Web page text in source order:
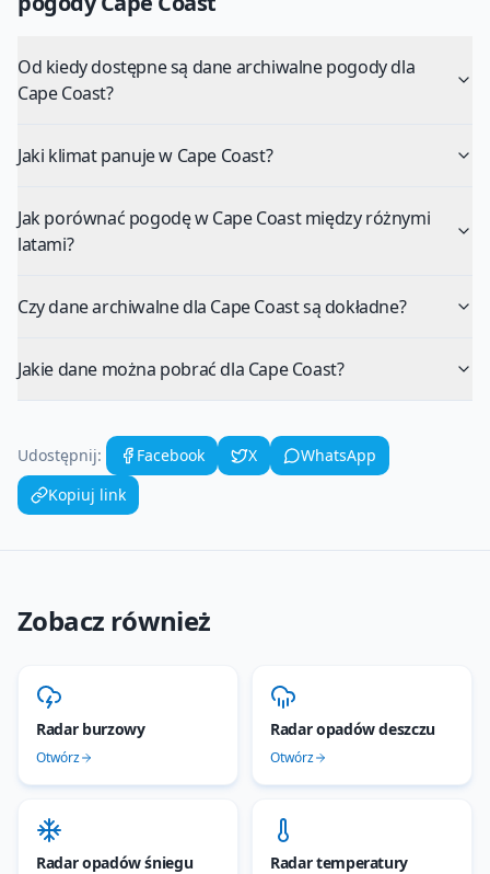
Od kiedy dostępne są dane archiwalne pogody dla
Cape Coast?
Jaki klimat panuje w Cape Coast?
Jak porównać pogodę w Cape Coast między różnymi
latami?
Czy dane archiwalne dla Cape Coast są dokładne?
Jakie dane można pobrać dla Cape Coast?
Udostępnij: Facebook X
WhatsApp
Kopiuj link
Zobacz również
Radar burzowy
Otwórz
Radar opadów deszczu
Otwórz
Radar opadów śniegu Radar temperatury